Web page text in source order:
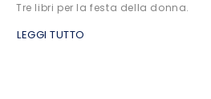
Tre libri per la festa della donna.
LEGGI TUTTO